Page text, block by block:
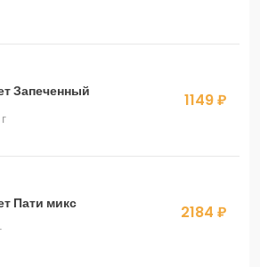
Запеченный
1149 ₽
Пати микс
2184 ₽